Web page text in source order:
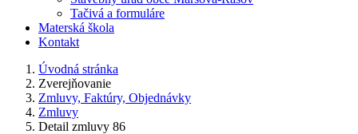
Tačivá a formuláre
Materská škola
Kontakt
Úvodná stránka
Zverejňovanie
Zmluvy, Faktúry, Objednávky
Zmluvy
Detail zmluvy 86